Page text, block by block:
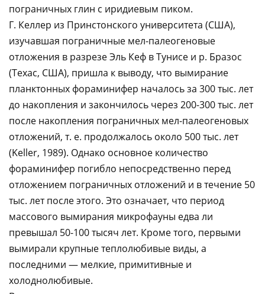
пограничных глин с иридиевым пиком.
Г. Келлер из Принстонского университета (США),
изучавшая пограничные мел-палеогеновые
отложения в разрезе Эль Кеф в Тунисе и р. Бразос
(Техас, США), пришла к выводу, что вымирание
планктонных фораминифер началось за 300 тыс. лет
до накопления и закончилось через 200-300 тыс. лет
после накопления пограничных мел-палеогеновых
отложений, т. е. продолжалось около 500 тыс. лет
(Keller, 1989). Однако основное количество
фораминифер погибло непосредственно перед
отложением пограничных отложений и в течение 50
тыс. лет после этого. Это означает, что период
массового вымирания микрофауны едва ли
превышал 50-100 тысяч лет. Кроме того, первыми
вымирали крупные теплолюбивые виды, а
последними — мелкие, примитивные и
холоднолюбивые.